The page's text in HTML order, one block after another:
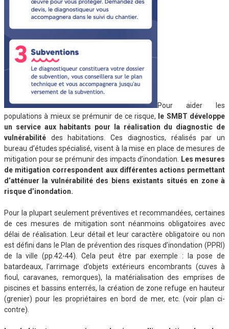
Pour aider les
populations à mieux se prémunir de ce risque,
le SMBT développe
un service aux habitants pour la réalisation du diagnostic de
vulnérabilité des habitations. Ces diagnostics, réalisés par un
bureau d’études spécialisé, visent à la mise en place de mesures de
mitigation pour se prémunir des impacts d’inondation.
Les mesures
de mitigation correspondent aux différentes actions permettant
d’atténuer la vulnérabilité des biens existants situés en zone à
risque d’inondation.
Pour la plupart seulement préventives et recommandées, certaines
de ces mesures de mitigation sont néanmoins obligatoires avec
délai de réalisation. Leur détail et leur caractère obligatoire ou non
est défini dans le Plan de prévention des risques d’inondation (PPRI)
de la ville (pp.42-44). Cela peut être par exemple : la pose de
batardeaux, l’arrimage d’objets extérieurs encombrants (cuves à
fioul, caravanes, remorques), la matérialisation des emprises de
piscines et bassins enterrés, la création de zone refuge en hauteur
(grenier) pour les propriétaires en bord de mer, etc. (voir plan ci-
contre).